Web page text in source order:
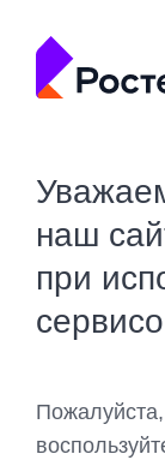
наш
при